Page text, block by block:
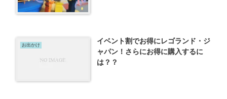
お出かけ
イベント割でお得にレゴランド・ジ
ャパン！さらにお得に購入するに
は？？